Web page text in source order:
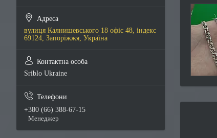
вулиця Калнишевського 18 офіс 48, індекс
69124, Запоріжжя, Україна
Sriblo Ukraine
+380 (66) 388-67-15
Менеджер